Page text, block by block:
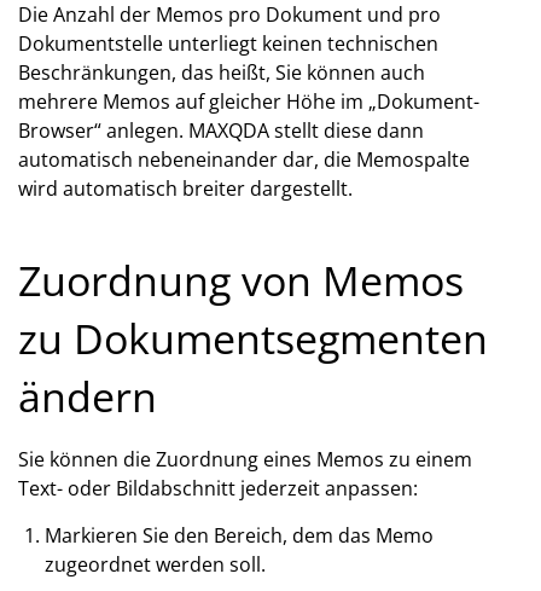
Die Anzahl der Memos pro Dokument und pro
Dokumentstelle unterliegt keinen technischen
Beschränkungen, das heißt, Sie können auch
mehrere Memos auf gleicher Höhe im „Dokument-
Browser“ anlegen. MAXQDA stellt diese dann
automatisch nebeneinander dar, die Memospalte
wird automatisch breiter dargestellt.
Zuordnung von Memos
zu Dokumentsegmenten
ändern
Sie können die Zuordnung eines Memos zu einem
Text- oder Bildabschnitt jederzeit anpassen:
Markieren Sie den Bereich, dem das Memo
zugeordnet werden soll.